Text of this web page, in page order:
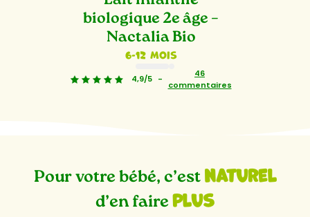
biologique 2e âge –
Nactalia Bio
6-12 mois
4,9/5 -
46
commentaires
Pour votre bébé, c’est naturel
d’en faire plus